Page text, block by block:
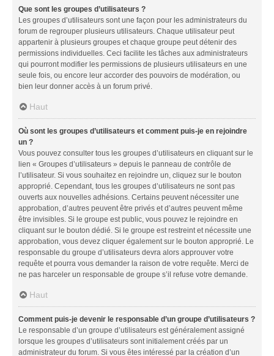
Que sont les groupes d’utilisateurs ?
Les groupes d’utilisateurs sont une façon pour les administrateurs du
forum de regrouper plusieurs utilisateurs. Chaque utilisateur peut
appartenir à plusieurs groupes et chaque groupe peut détenir des
permissions individuelles. Ceci facilite les tâches aux administrateurs
qui pourront modifier les permissions de plusieurs utilisateurs en une
seule fois, ou encore leur accorder des pouvoirs de modération, ou
bien leur donner accès à un forum privé.
Haut
Où sont les groupes d’utilisateurs et comment puis-je en rejoindre
un ?
Vous pouvez consulter tous les groupes d’utilisateurs en cliquant sur le
lien « Groupes d’utilisateurs » depuis le panneau de contrôle de
l’utilisateur. Si vous souhaitez en rejoindre un, cliquez sur le bouton
approprié. Cependant, tous les groupes d’utilisateurs ne sont pas
ouverts aux nouvelles adhésions. Certains peuvent nécessiter une
approbation, d’autres peuvent être privés et d’autres peuvent même
être invisibles. Si le groupe est public, vous pouvez le rejoindre en
cliquant sur le bouton dédié. Si le groupe est restreint et nécessite une
approbation, vous devez cliquer également sur le bouton approprié. Le
responsable du groupe d’utilisateurs devra alors approuver votre
requête et pourra vous demander la raison de votre requête. Merci de
ne pas harceler un responsable de groupe s’il refuse votre demande.
Haut
Comment puis-je devenir le responsable d’un groupe d’utilisateurs ?
Le responsable d’un groupe d’utilisateurs est généralement assigné
lorsque les groupes d’utilisateurs sont initialement créés par un
administrateur du forum. Si vous êtes intéressé par la création d’un